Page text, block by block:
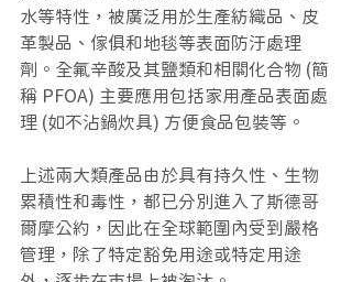
水等特性，被廣泛用於生產紡織品、皮
革製品、傢俱和地毯等表面防汙處理
劑。全氟辛酸及其鹽類和相關化合物 (簡
稱 PFOA) 主要應用包括家用產品表面處
理 (如不沾鍋炊具) 方便食品包裝等。
上述兩大類產品由於具有持久性、生物
累積性和毒性，都已分別進入了斯德哥
爾摩公約，因此在全球範圍內受到嚴格
管理，除了特定豁免用途或特定用途